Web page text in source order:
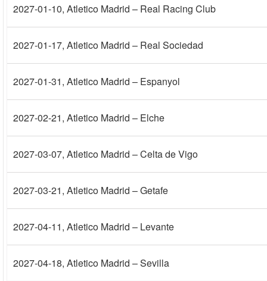
2027-01-10, Atletico Madrid – Real Racing Club
2027-01-17, Atletico Madrid – Real Sociedad
2027-01-31, Atletico Madrid – Espanyol
2027-02-21, Atletico Madrid – Elche
2027-03-07, Atletico Madrid – Celta de Vigo
2027-03-21, Atletico Madrid – Getafe
2027-04-11, Atletico Madrid – Levante
2027-04-18, Atletico Madrid – Sevilla